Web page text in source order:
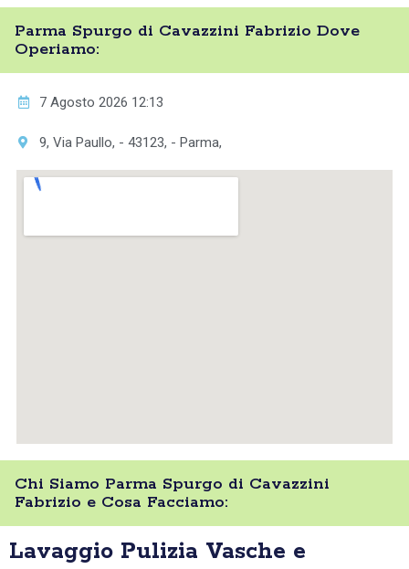
Parma Spurgo di Cavazzini Fabrizio Dove
Operiamo:
7 Agosto 2026 12:13
9, Via Paullo, - 43123, - Parma,
Chi Siamo Parma Spurgo di Cavazzini
Fabrizio e Cosa Facciamo:
Lavaggio Pulizia Vasche e